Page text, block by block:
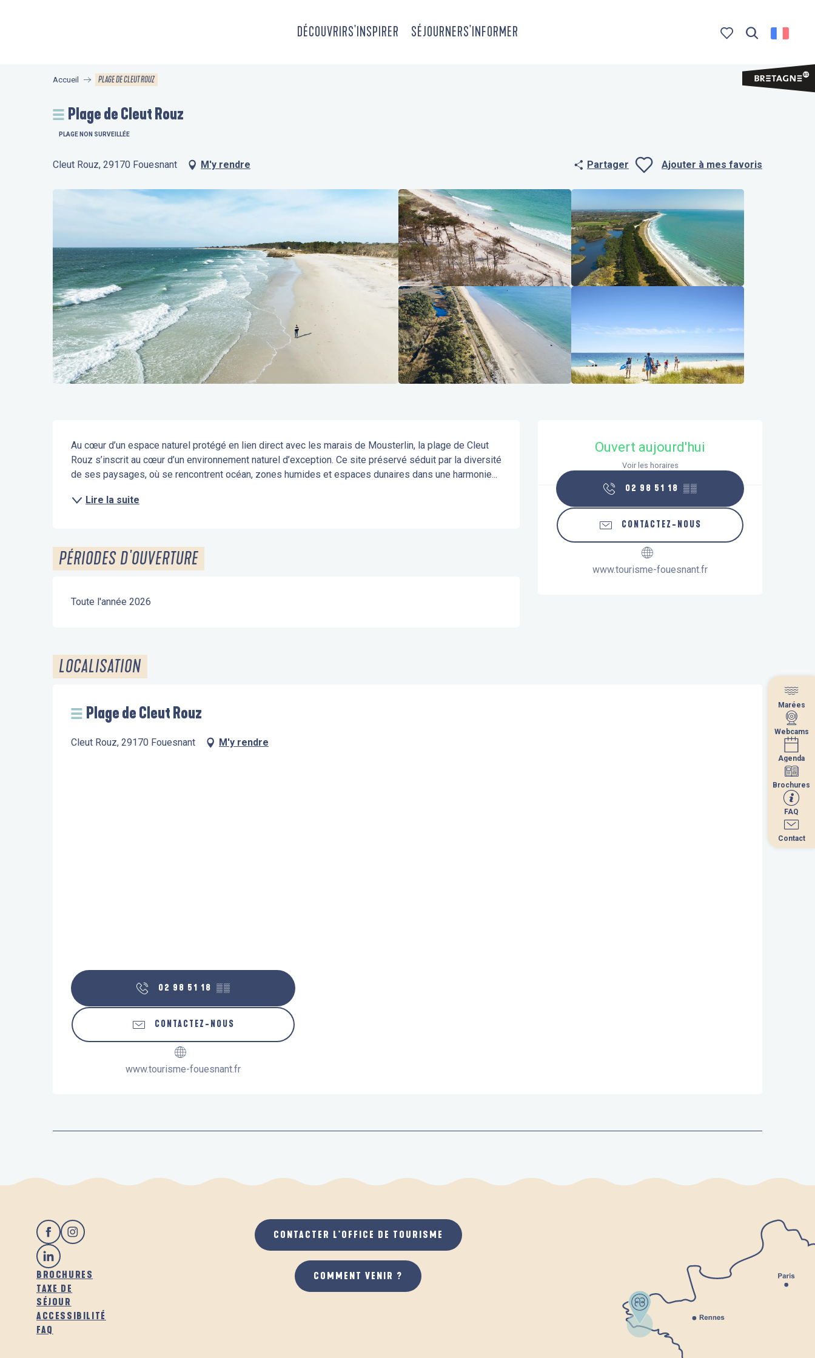
DÉCOUVRIRS'INSPIRER SÉJOURNERS'INFORMER
Marées
Webcams
Agenda
Brochures
FAQ
Contact
Accueil PLAGE DE CLEUT ROUZ
Plage de Cleut Rouz
PLAGE NON SURVEILLÉE
Cleut Rouz, 29170 Fouesnant M'y rendre Partager
Ajouter aux
Ajouter à mes favoris
Ouverture et coordonnées
Ouvert aujourd'hui
Voir les horaires
02 98 51 18 ▒▒
CONTACTEZ-NOUS
www.tourisme-fouesnant.fr
Description
Au cœur d’un espace naturel protégé en lien direct avec les marais de Mousterlin, la plage de Cleut
Rouz s’inscrit au cœur d’un environnement naturel d’exception. Ce site préservé séduit par la diversité
de ses paysages, où se rencontrent océan, zones humides et espaces dunaires dans une harmonie...
Lire la suite
PÉRIODES D'OUVERTURE
Toute l'année 2026
LOCALISATION
Plage de Cleut Rouz
Cleut Rouz, 29170 Fouesnant M'y rendre
02 98 51 18 ▒▒
CONTACTEZ-NOUS
www.tourisme-fouesnant.fr
BROCHURES
TAXE DE
SÉJOUR
ACCESSIBILITÉ
FAQ
CONTACTER L'OFFICE DE TOURISME
COMMENT VENIR ?